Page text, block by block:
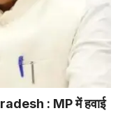
: MP में हवाई